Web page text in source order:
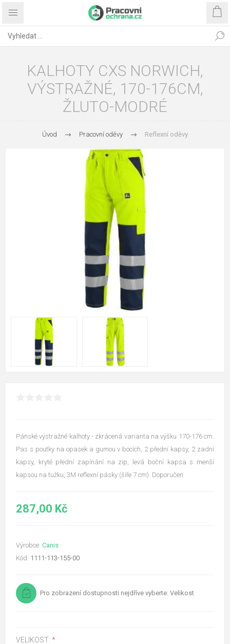
KALHOTY CXS NORWICH,
VÝSTRAŽNÉ, 170-176CM,
ŽLUTO-MODRÉ
Úvod Pracovní oděvy Reflexní oděvy
Pánské výstražné kalhoty - zkrácená varianta na výšku 170-176 cm.
Pas s poutky na opasek a gumou v bocích, 2 přední kapsy, 2 zadní
kapsy, kryté přední zapínání na zip, levá boční kapsa s menší
kapsou na tužku, 3M reflexní pásky (šíře 7 cm). Doporučen
287,00 Kč
Výrobce: Canis
Kód: 1111-113-155-00
Pro zobrazení dostupnosti nejdříve vyberte: Velikost
VELIKOST: *